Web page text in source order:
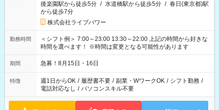
後楽園駅から徒歩5分 / 水道橋駅から徒歩5分 / 春日(東京都)駅
から徒歩7分
株式会社ライブパワー
勤務時間
＜シフト例＞ 7:00～23:00 13:30～22:00 上記の時間から好きな
時間を選べます！ ※時間は変更となる可能性があります
期間 急募！8月15日・16日
特徴 週1日からOK / 履歴書不要 / 副業・WワークOK / シフト勤務 /
電話対応なし / パソコンスキル不要